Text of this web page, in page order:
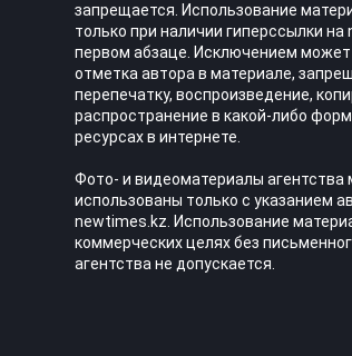
запрещается. Использование
только при наличии гиперссылки
первом абзаце. Исключением
отметка автора в материале,
перепечатку, воспроизведение,
распространение в какой-либо
ресурсах в интернете.
Фото- и видеоматериалы агентства
использованы только с указанием
newtimes.kz. Использование
коммерческих целях без
агентства не допускается.